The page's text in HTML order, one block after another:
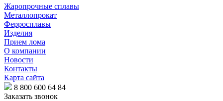
Жаропрочные сплавы
Металлопрокат
Ферросплавы
Изделия
Прием лома
О компании
Новости
Контакты
Карта сайта
8 800 600 64 84
Заказать звонок